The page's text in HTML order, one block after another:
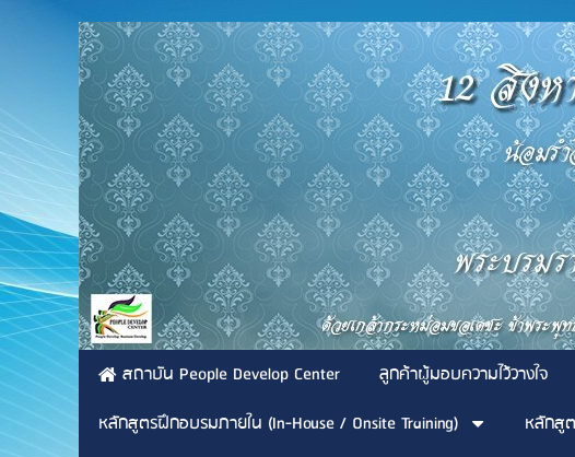
สถาบัน People Develop Center ลูกค้าผู้มอบความไว้วางใจ
หลักสูตรฝึกอบรมภายใน (In-House / Onsite Training)
หลักสู